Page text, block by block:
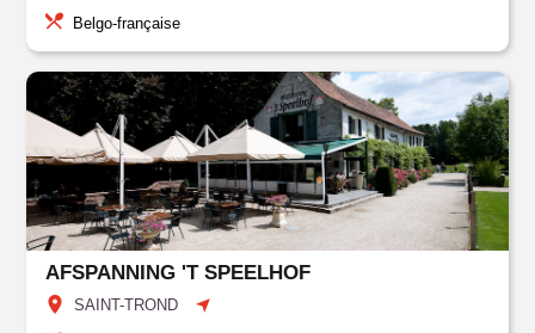
Belgo-française
AFSPANNING 'T SPEELHOF
SAINT-TROND